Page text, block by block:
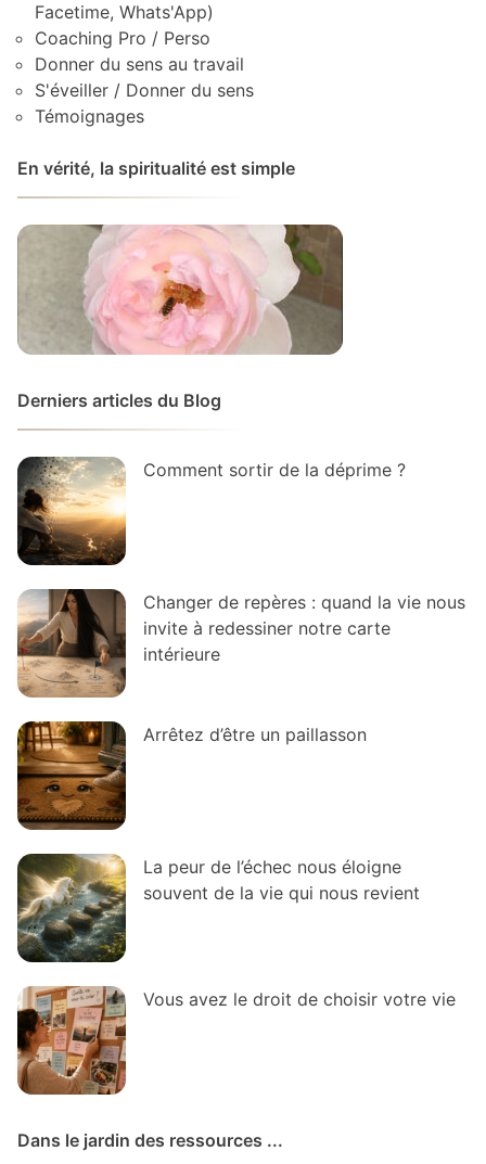
Facetime, Whats'App)
Coaching Pro / Perso
Donner du sens au travail
S'éveiller / Donner du sens
Témoignages
En vérité, la spiritualité est simple
Derniers articles du Blog
Comment sortir de la déprime ?
Changer de repères : quand la vie nous
invite à redessiner notre carte
intérieure
Arrêtez d’être un paillasson
La peur de l’échec nous éloigne
souvent de la vie qui nous revient
Vous avez le droit de choisir votre vie
Dans le jardin des ressources ...